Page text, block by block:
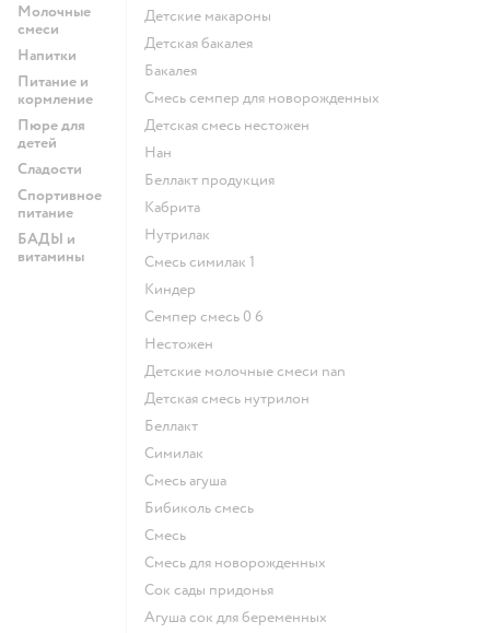
Молочные
смеси
Напитки
Питание и
кормление
Пюре для
детей
Сладости
Спортивное
питание
БАДЫ и
витамины
детские макароны
детская бакалея
бакалея
смесь семпер для новорожденных
детская смесь нестожен
нан
беллакт продукция
кабрита
нутрилак
смесь симилак 1
киндер
семпер смесь 0 6
нестожен
Детские молочные смеси nan
детская смесь нутрилон
беллакт
симилак
смесь агуша
бибиколь смесь
смесь
смесь для новорожденных
сок сады придонья
агуша сок для беременных